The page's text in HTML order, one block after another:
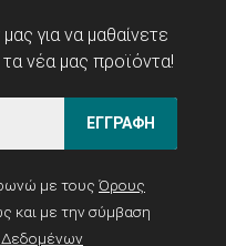
για να μαθαίνετε
νέα μας προϊόντα!
ΕΓΓΡΑΦΗ
με τους Όρους
και με την σύμβαση